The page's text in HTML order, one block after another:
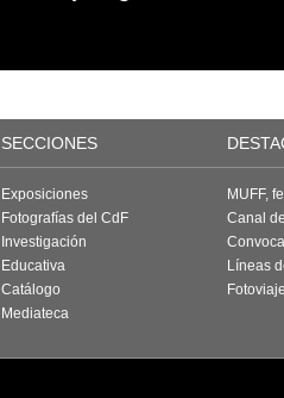
SECCIONES
Exposiciones
Fotografías del CdF
Investigación
Educativa
Catálogo
Mediateca
MUFF,
Canal
Líneas